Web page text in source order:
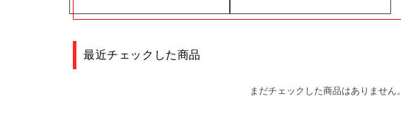
最近チェックした商品
まだチェックした商品はありません。